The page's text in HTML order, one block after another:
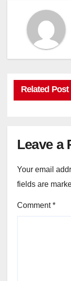
Related Post
Leave a
Your email
fields are
Comment*